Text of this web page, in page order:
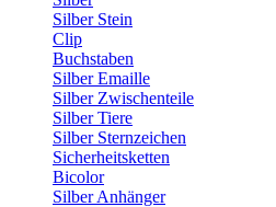
Silber Stein
Clip
Buchstaben
Silber Emaille
Silber Zwischenteile
Silber Tiere
Silber Sternzeichen
Sicherheitsketten
Bicolor
Silber Anhänger